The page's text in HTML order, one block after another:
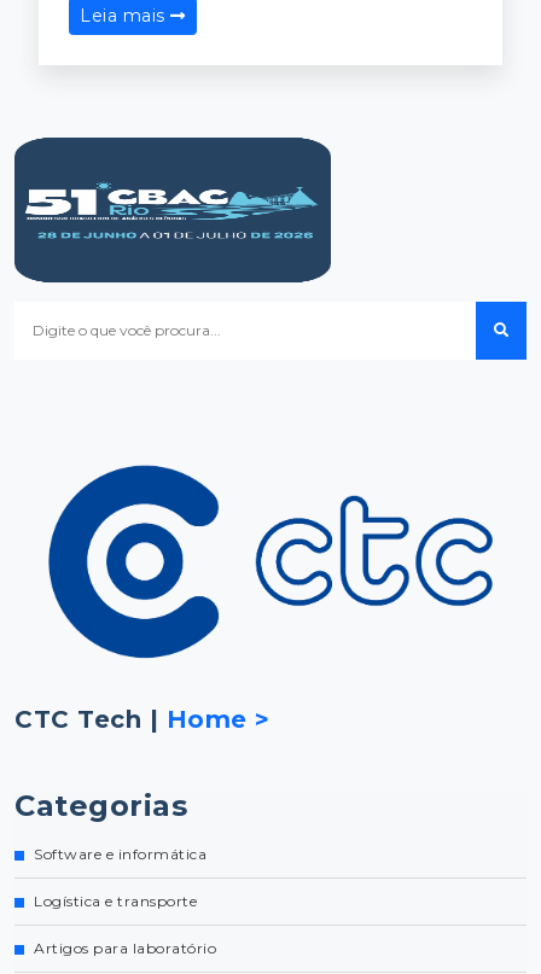
Leia mais
CTC Tech | Home >
Categorias
Software e informática
Logística e transporte
Artigos para laboratório